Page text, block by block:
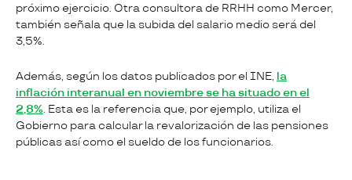
próximo ejercicio. Otra consultora de RRHH como Mercer,
también señala que la subida del salario medio será del
3,5%.
Además, según los datos publicados por el INE, la
inflación interanual en noviembre se ha situado en el
2,8%. Esta es la referencia que, por ejemplo, utiliza el
Gobierno para calcular la revalorización de las pensiones
públicas así como el sueldo de los funcionarios.